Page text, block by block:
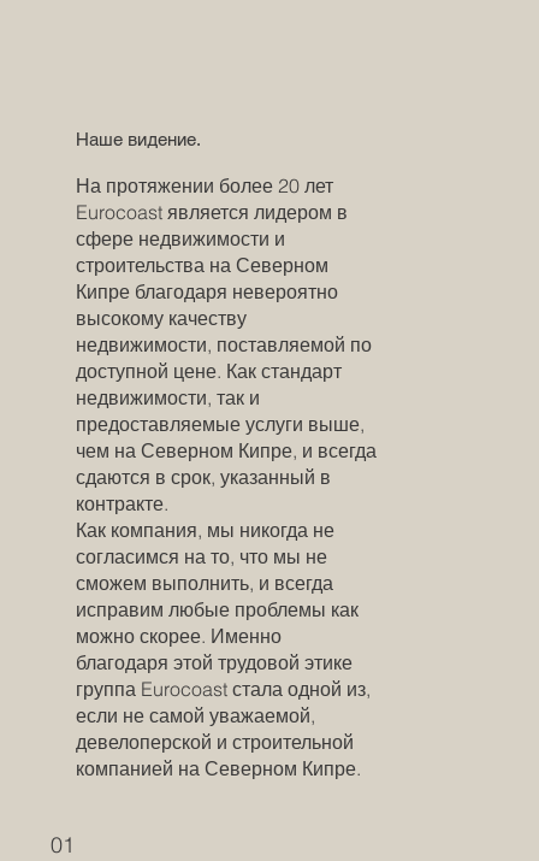
Наше видение.
На протяжении более 20 лет
Eurocoast является лидером в
сфере недвижимости и
строительства на Северном
Кипре благодаря невероятно
высокому качеству
недвижимости, поставляемой по
доступной цене. Как стандарт
недвижимости, так и
предоставляемые услуги выше,
чем на Северном Кипре, и всегда
сдаются в срок, указанный в
контракте.
Как компания, мы никогда не
согласимся на то, что мы не
сможем выполнить, и всегда
исправим любые проблемы как
можно скорее. Именно
благодаря этой трудовой этике
группа Eurocoast стала одной из,
если не самой уважаемой,
девелоперской и строительной
компанией на Северном Кипре.
01